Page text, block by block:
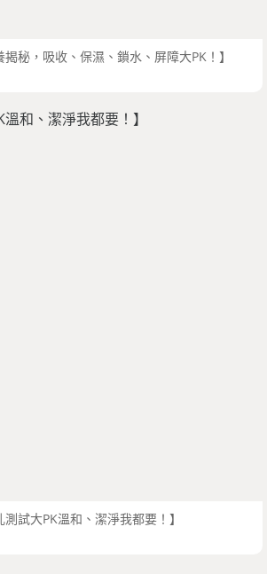
揭秘，吸收、保濕、鎖水、屏障大PK！】
測試大PK溫和、潔淨我都要！】